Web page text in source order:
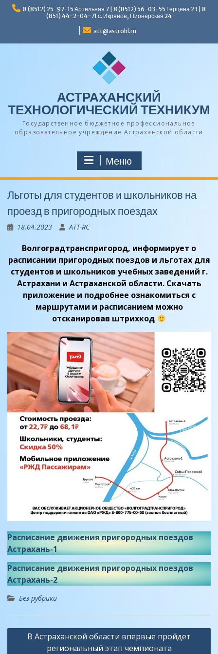
Перейти8 (8512) 25-97-15 Артельная 7 | 8 (8512) 56-03-55 Герцена 23 | 8
(851) 44-2-04-71 с. Икряное, Пионерская 24
att@astrobl.ru
АСТРАХАНСКИЙ
ТЕХНОЛОГИЧЕСКИЙ ТЕХНИКУМ
Государственное бюджетное профессиональное
образовательное учреждение Астраханской области
Меню
Льготы для студентов и школьников на
проезд в пригородных поездах
18.04.2023 ATT-RC
Волгоградтранспригород, информирует о
расписании пригородных поездов и льготах для
студентов и школьников учебных заведений г.
Астрахани и Астраханской области. Скачать
приложение и подробнее ознакомиться с
маршрутами и расписанием можно
отсканировав штрихкод
Расписание движения пригородных поездов
Астрахань-1
Расписание движения пригородных поездов
Астрахань-2
Без рубрики
Навигация
В Астраханской области впервые пройдет
региональный этап чемпионата